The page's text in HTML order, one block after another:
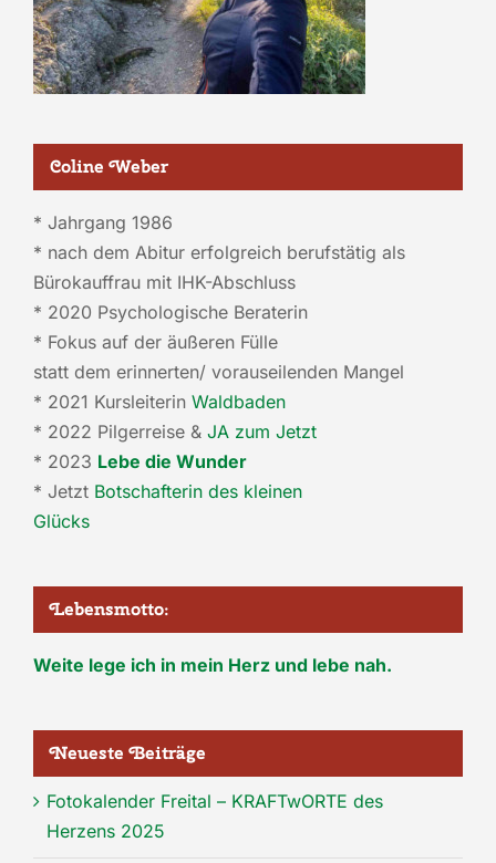
Coline Weber
* Jahrgang 1986
* nach dem Abitur erfolgreich berufstätig als
Bürokauffrau mit IHK-Abschluss
* 2020 Psychologische Beraterin
* Fokus auf der äußeren Fülle
statt dem erinnerten/ vorauseilenden Mangel
* 2021 Kursleiterin Waldbaden
* 2022 Pilgerreise & JA zum Jetzt
* 2023 Lebe die Wunder
* Jetzt Botschafterin des kleinen
Glücks
Lebensmotto:
Weite lege ich in mein Herz und lebe nah.
Neueste Beiträge
Fotokalender Freital – KRAFTwORTE des
Herzens 2025